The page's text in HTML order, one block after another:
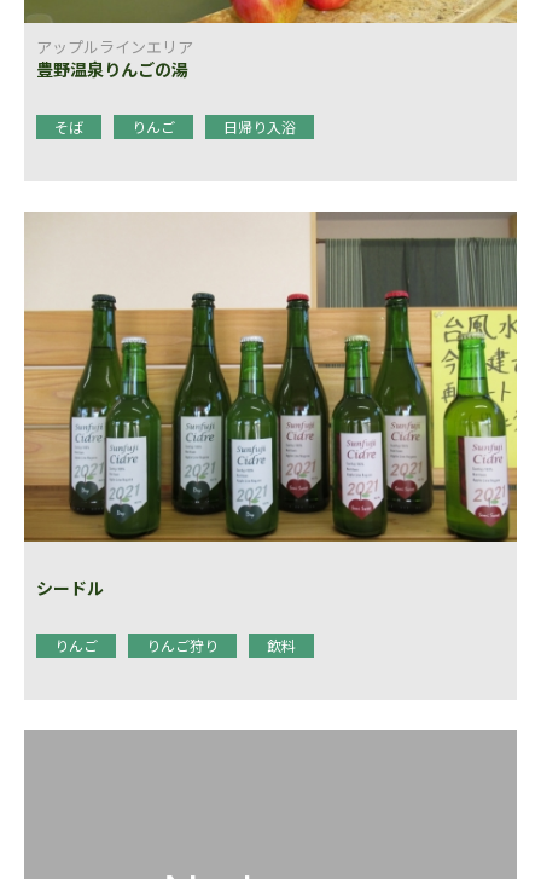
アップルラインエリア
豊野温泉りんごの湯
そば りんご 日帰り入浴
シードル
りんご りんご狩り 飲料